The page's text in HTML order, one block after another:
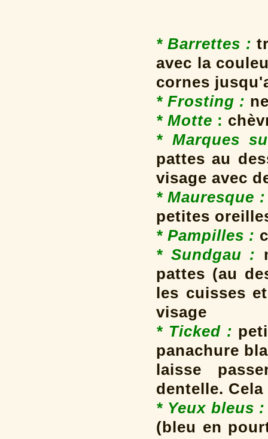
* Barrettes :
avec la
cornes
* Frosting :
* Motte :
* Marques
pattes au
visage avec
* Mauresque :
petites
* Pampilles :
* Sundgau :
pattes (au
les cuisses
visage
* Ticked :
panachure
laisse
dentelle.
* Yeux bleus :
(bleu en